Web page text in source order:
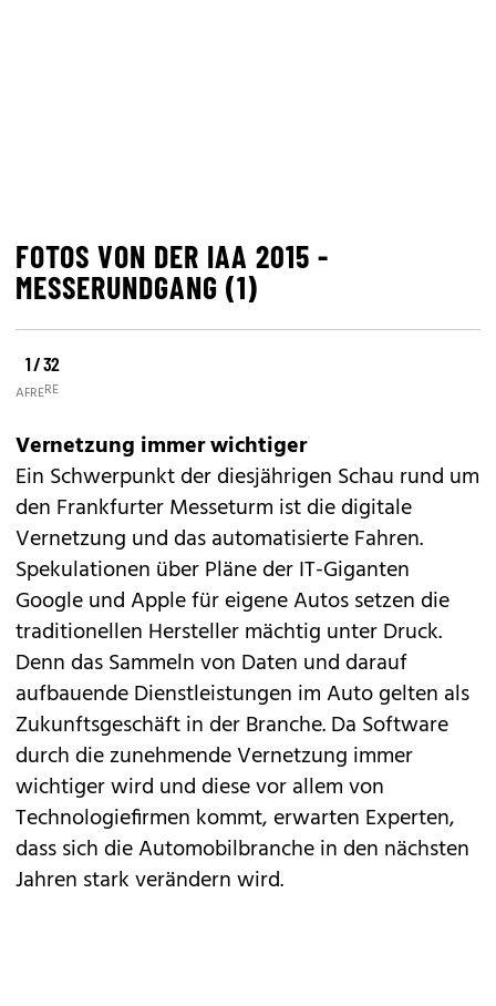
FOTOS VON DER IAA 2015 -
MESSERUNDGANG (1)
1 / 32
AFP
©
REUTERS
©
REUTERS
Vernetzung immer wichtiger
Ein Schwerpunkt der diesjährigen Schau rund um
den Frankfurter Messeturm ist die digitale
Vernetzung und das automatisierte Fahren.
Spekulationen über Pläne der IT-Giganten
Google und Apple für eigene Autos setzen die
traditionellen Hersteller mächtig unter Druck.
Denn das Sammeln von Daten und darauf
aufbauende Dienstleistungen im Auto gelten als
Zukunftsgeschäft in der Branche. Da Software
durch die zunehmende Vernetzung immer
wichtiger wird und diese vor allem von
Technologiefirmen kommt, erwarten Experten,
dass sich die Automobilbranche in den nächsten
Jahren stark verändern wird.